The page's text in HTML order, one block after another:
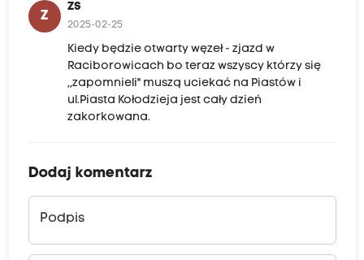
Z
ZS
2025-02-25
Kiedy będzie otwarty węzeł - zjazd w
Raciborowicach bo teraz wszyscy którzy się
,,zapomnieli" muszą uciekać na Piastów i
ul.Piasta Kołodzieja jest cały dzień
zakorkowana.
Dodaj komentarz
Podpis